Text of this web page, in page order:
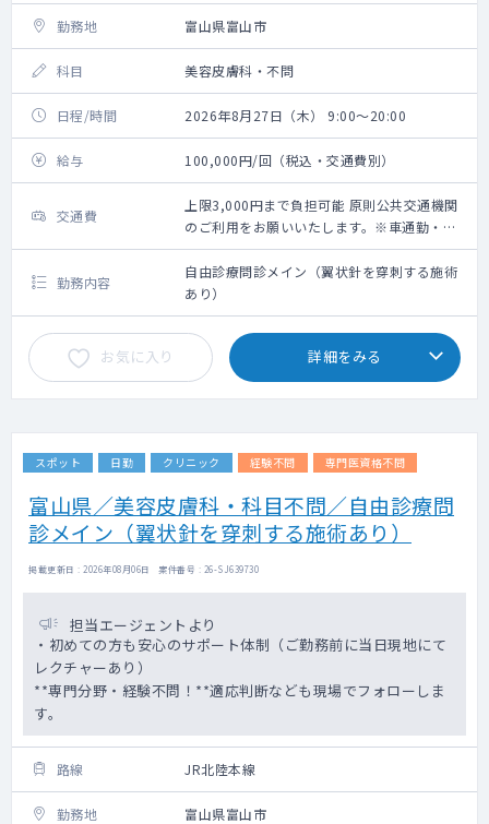
勤務地 富山県富山市
科目 美容皮膚科・不問
日程/時間 2026年8月27日（木） 9:00～20:00
給与 100,000円/回（税込・交通費別）
交通費
上限3,000円まで負担可能 原則公共交通機関
のご利用をお願いいたします。※車通勤・タ
クシー利用要相談
勤務内容
自由診療問診メイン（翼状針を穿刺する施術
あり）
お気に入り 詳細をみる
スポット 日勤 クリニック 経験不問 専門医資格不問
富山県／美容皮膚科・科目不問／自由診療問
診メイン（翼状針を穿刺する施術あり）
掲載更新日 : 2026年08月06日 案件番号 : 26-SJ639730
担当エージェントより
・初めての方も安心のサポート体制（ご勤務前に当日現地にて
レクチャーあり）
**専門分野・経験不問！**適応判断なども現場でフォローしま
す。
路線 JR北陸本線
勤務地 富山県富山市